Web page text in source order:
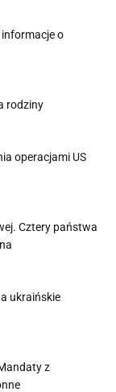
informacje o
rodziny
operacjami US
Cztery państwa
ukraińskie
z